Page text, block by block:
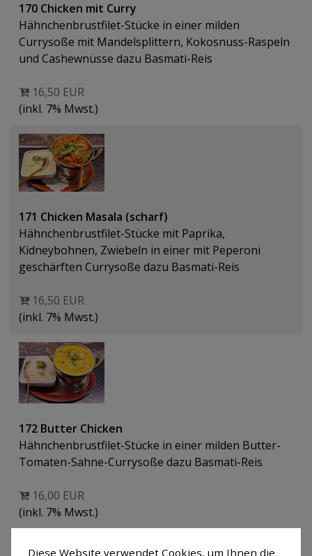
Diese Website verwendet Cookies, um Ihnen die
170 Chicken mit Curry
Hähnchenbrustfilet-Stücke in einer milden
Currysoße mit Mandelsplittern, Kokosnuss-Raspeln
und Cashewnüsse dazu Basmati-Reis
16,50 EUR
(inkl. 7% Mwst.)
171 Chicken Masala (scharf)
Hähnchenbrustfilet-Stücke mit Paprika,
Kidneybohnen, Zwiebeln in einer mit Peperoni
geschärften Currysoße dazu Basmati-Reis
16,50 EUR
(inkl. 7% Mwst.)
172 Butter Chicken
Hähnchenbrustfilet-Stücke in einer milden Butter-
Tomaten-Sahne-Currysoße dazu Basmati-Reis
16,00 EUR
(inkl. 7% Mwst.)